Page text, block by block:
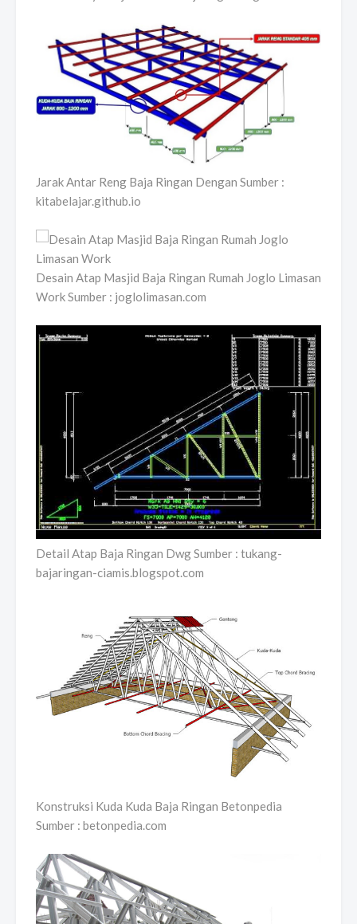
Jarak Antar Reng Baja Ringan Dengan Sumber :
kitabelajar.github.io
Desain Atap Masjid Baja Ringan Rumah Joglo Limasan
Work Sumber : joglolimasan.com
Detail Atap Baja Ringan Dwg Sumber : tukang-
bajaringan-ciamis.blogspot.com
Konstruksi Kuda Kuda Baja Ringan Betonpedia
Sumber : betonpedia.com